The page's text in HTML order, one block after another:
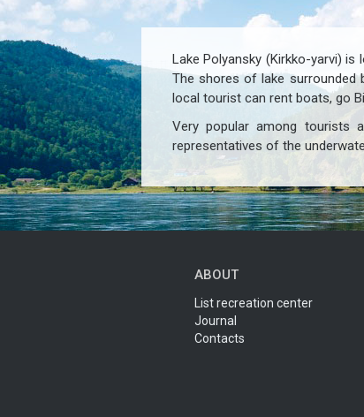
Lake Polyansky (Kirkko-yarvi)
The shores of lake surrounded
local tourist can rent boats, go
Very popular among tourists
representatives of the
ABOUT
List recreation center
Journal
Contacts